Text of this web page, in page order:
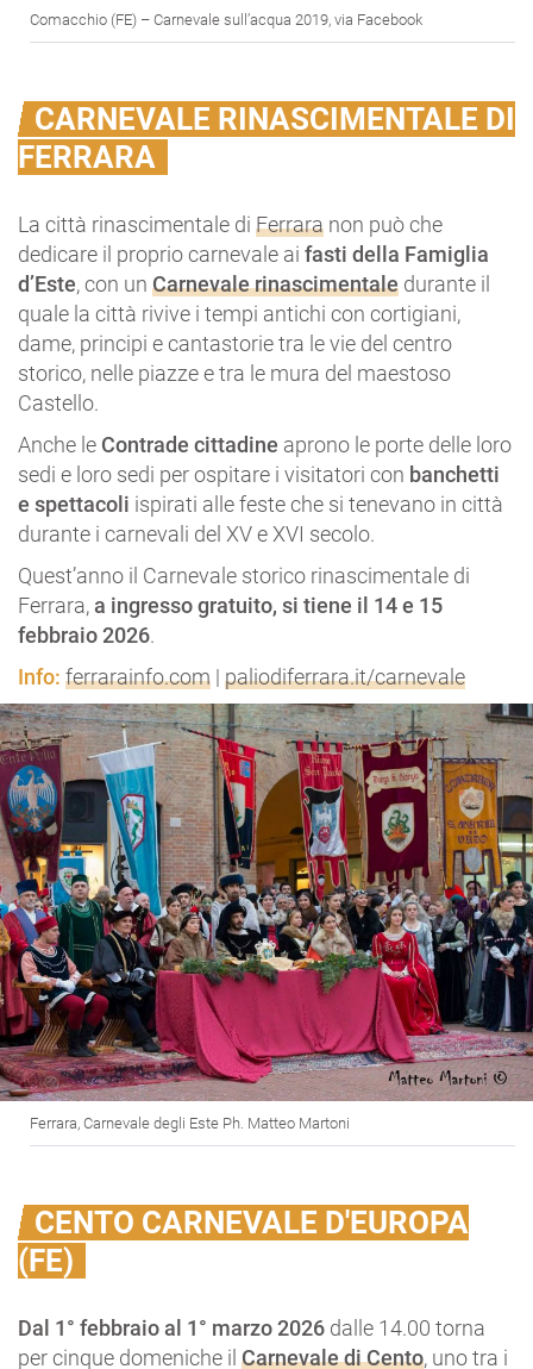
Comacchio (FE) – Carnevale sull’acqua 2019, via Facebook
CARNEVALE RINASCIMENTALE DI
FERRARA
La città rinascimentale di Ferrara non può che
dedicare il proprio carnevale ai fasti della Famiglia
d’Este, con un Carnevale rinascimentale durante il
quale la città rivive i tempi antichi con cortigiani,
dame, principi e cantastorie tra le vie del centro
storico, nelle piazze e tra le mura del maestoso
Castello.
Anche le Contrade cittadine aprono le porte delle loro
sedi e loro sedi per ospitare i visitatori con banchetti
e spettacoli ispirati alle feste che si tenevano in città
durante i carnevali del XV e XVI secolo.
Quest’anno il Carnevale storico rinascimentale di
Ferrara, a ingresso gratuito, si tiene il 14 e 15
febbraio 2026.
Info: ferrarainfo.com | paliodiferrara.it/carnevale
Ferrara, Carnevale degli Este Ph. Matteo Martoni
CENTO CARNEVALE D'EUROPA
(FE)
Dal 1° febbraio al 1° marzo 2026 dalle 14.00 torna
per cinque domeniche il Carnevale di Cento, uno tra i